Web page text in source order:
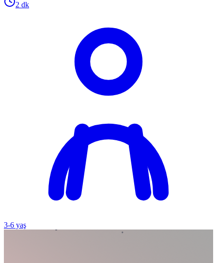
2 dk
3-6 yaş